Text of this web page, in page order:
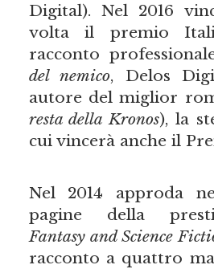
Digital). Nel 2016
volta il premio
racconto
del nemico, Delos
autore del miglior
resta della Kronos), la
cui vincerà anche il
Nel 2014 approda
pagine della
Fantasy and Science
racconto a quattro